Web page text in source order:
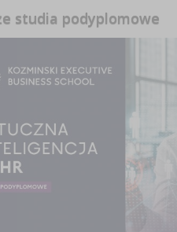
studia podyplomowe